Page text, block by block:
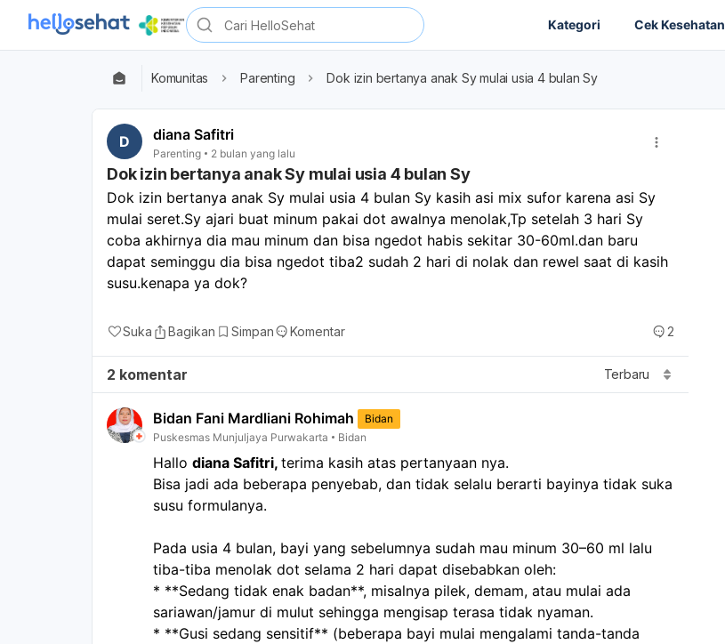
Kategori Cek Kesehatan
Komunitas Parenting Dok izin bertanya anak Sy mulai usia 4 bulan Sy
D diana Safitri
Parenting 2 bulan yang lalu
Dok izin bertanya anak Sy mulai usia 4 bulan Sy
Dok izin bertanya anak Sy mulai usia 4 bulan Sy kasih asi mix sufor karena asi Sy
mulai seret.Sy ajari buat minum pakai dot awalnya menolak,Tp setelah 3 hari Sy
coba akhirnya dia mau minum dan bisa ngedot habis sekitar 30-60ml.dan baru
dapat seminggu dia bisa ngedot tiba2 sudah 2 hari di nolak dan rewel saat di kasih
susu.kenapa ya dok?
Suka Bagikan Simpan Komentar 2
2 komentar Terbaru
Bidan Fani Mardliani Rohimah
Bidan
Puskesmas Munjuljaya Purwakarta
Bidan
Hallo diana Safitri, terima kasih atas pertanyaan nya.
Bisa jadi ada beberapa penyebab, dan tidak selalu berarti bayinya tidak suka
susu formulanya.
Pada usia 4 bulan, bayi yang sebelumnya sudah mau minum 30–60 ml lalu
tiba-tiba menolak dot selama 2 hari dapat disebabkan oleh:
* **Sedang tidak enak badan**, misalnya pilek, demam, atau mulai ada
sariawan/jamur di mulut sehingga mengisap terasa tidak nyaman.
* **Gusi sedang sensitif** (beberapa bayi mulai mengalami tanda-tanda